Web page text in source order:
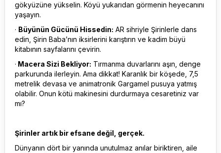
gökyüzüne yükselin. Köyü yukarıdan görmenin heyecanını
yaşayın.
· Büyünün Gücünü Hissedin: AR sihriyle Şirinlerle dans
edin, Şirin Baba’nın iksirlerini karıştırın ve kadim büyü
kitabının sayfalarını çevirin.
· Macera Sizi Bekliyor: Tırmanma duvarlarını aşın, denge
parkurunda ilerleyin. Ama dikkat! Karanlık bir köşede, 7,5
metrelik devasa ve animatronik Gargamel pusuya yatmış
olabilir. Onun kötü makinesini durdurmaya cesaretiniz var
mı?
Şirinler artık bir efsane değil, gerçek.
Dünyanın dört bir yanında unutulmaz anılar biriktiren, aile